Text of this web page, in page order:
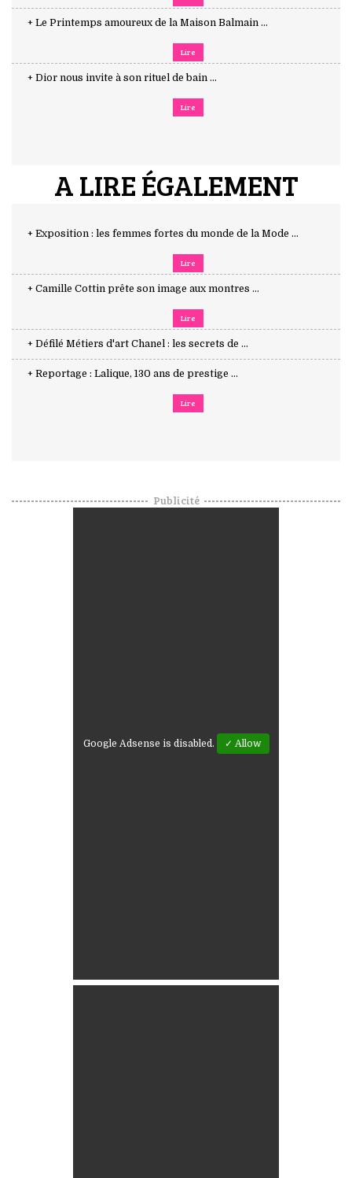
+ Le Printemps amoureux de la Maison Balmain ...
Lire
+ Dior nous invite à son rituel de bain ...
Lire
A LIRE ÉGALEMENT
+ Exposition : les femmes fortes du monde de la Mode ...
Lire
+ Camille Cottin prête son image aux montres ...
Lire
+ Défilé Métiers d'art Chanel : les secrets de ...
+ Reportage : Lalique, 130 ans de prestige ...
Lire
Publicité
Google Adsense is disabled. ✓ Allow